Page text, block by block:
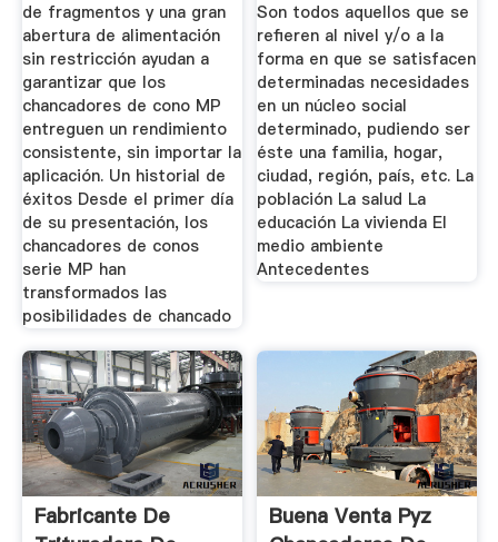
de fragmentos y una gran
abertura de alimentación
sin restricción ayudan a
garantizar que los
chancadores de cono MP
entreguen un rendimiento
consistente, sin importar la
aplicación. Un historial de
éxitos Desde el primer día
de su presentación, los
chancadores de conos
serie MP han
transformados las
posibilidades de chancado
Son todos aquellos que se
refieren al nivel y/o a la
forma en que se satisfacen
determinadas necesidades
en un núcleo social
determinado, pudiendo ser
éste una familia, hogar,
ciudad, región, país, etc. La
población La salud La
educación La vivienda El
medio ambiente
Antecedentes
Fabricante De
Buena Venta Pyz